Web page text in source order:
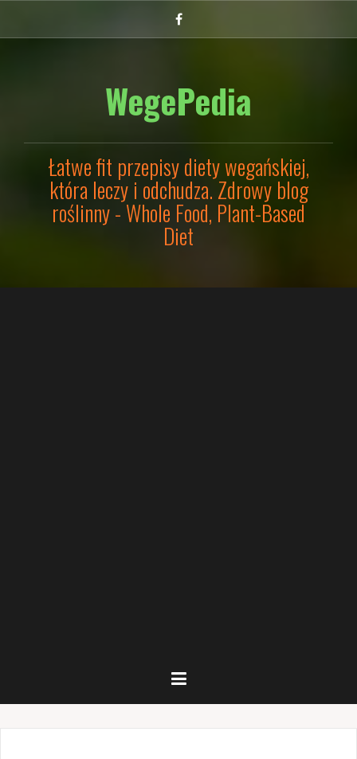
do
WegePedia
Łatwe fit przepisy diety wegańskiej,
która leczy i odchudza. Zdrowy blog
roślinny - Whole Food, Plant-Based
Diet